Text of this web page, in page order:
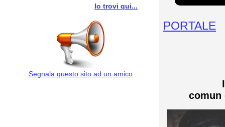
lo trovi qui...
Segnala questo sito ad un amico
PORTALE
comun